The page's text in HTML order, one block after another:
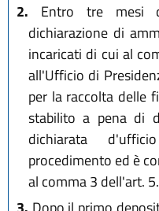
2. Entro tre mesi
dichiarazione di
incaricati di cui al
all'Ufficio di
per la raccolta delle
stabilito a pena di
dichiarata
procedimento ed è
al comma 3 dell'art. 5.